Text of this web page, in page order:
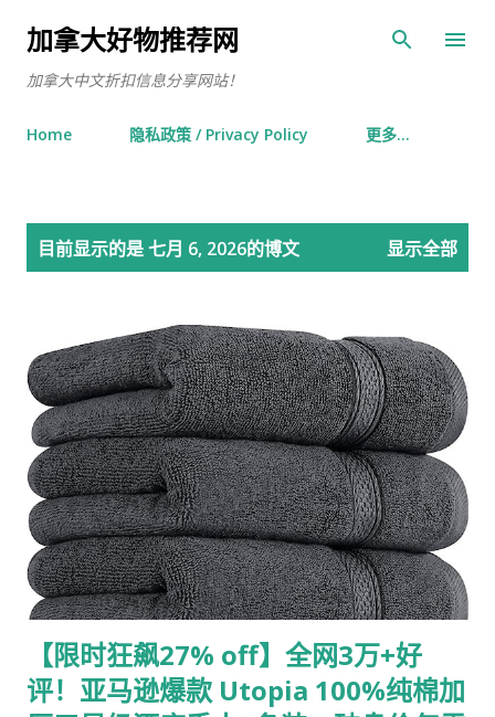
跳至主要内容
加拿大好物推荐网
加拿大中文折扣信息分享网站！
Home 隐私政策 / Privacy Policy 更多…
目前显示的是 七月 6, 2026的博文 显示全部
【限时狂飙27% off】全网3万+好
评！亚马逊爆款 Utopia 100%纯棉加